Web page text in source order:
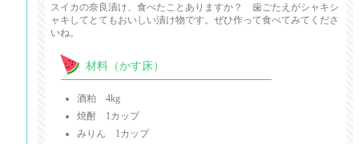
スイカの奈良漬け、食べたことありますか？ 歯ごたえがシャキシ
ャキしてとてもおいしい漬け物です。ぜひ作って食べてみてくださ
いね。
材料（かす床）
酒粕 4kg
焼酎 1カップ
みりん 1カップ